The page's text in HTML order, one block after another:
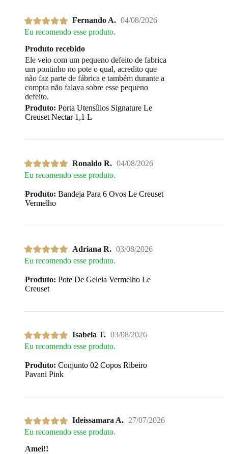
Fernando A. 04/08/2026
Eu recomendo esse produto.
Produto recebido
Ele veio com um pequeno defeito de fabrica
um pontinho no pote o qual, acredito que
não faz parte de fábrica e também durante a
compra não falava sobre esse pequeno
defeito.
Produto: Porta Utensílios Signature Le
Creuset Nectar 1,1 L
Ronaldo R. 04/08/2026
Eu recomendo esse produto.
Produto: Bandeja Para 6 Ovos Le Creuset
Vermelho
Adriana R. 03/08/2026
Eu recomendo esse produto.
Produto: Pote De Geleia Vermelho Le
Creuset
Isabela T. 03/08/2026
Eu recomendo esse produto.
Produto: Conjunto 02 Copos Ribeiro
Pavani Pink
Ideissamara A. 27/07/2026
Eu recomendo esse produto.
Amei!!